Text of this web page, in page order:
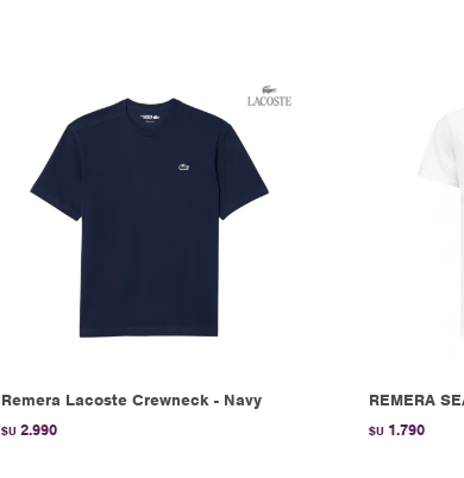
Remera Lacoste Crewneck - Navy
$U 2.990
REMERA
$U 1.790